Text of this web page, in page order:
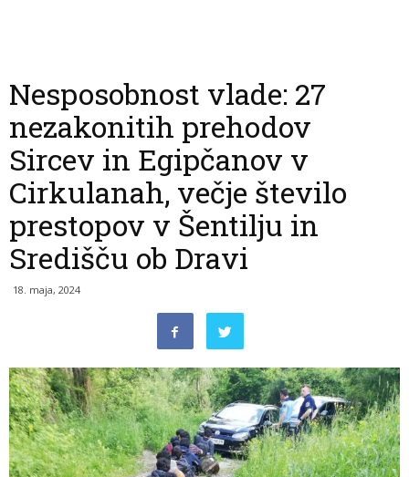
Nesposobnost vlade: 27
nezakonitih prehodov
Sircev in Egipčanov v
Cirkulanah, večje število
prestopov v Šentilju in
Središču ob Dravi
18. maja, 2024